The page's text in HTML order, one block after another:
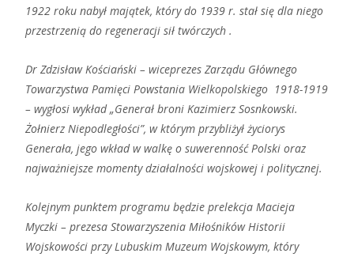
1922 roku nabył majątek, który do 1939 r. stał się dla niego
przestrzenią do regeneracji sił twórczych .
Dr Zdzisław Kościański – wiceprezes Zarządu Głównego
Towarzystwa Pamięci Powstania Wielkopolskiego 1918-1919
– wygłosi wykład „Generał broni Kazimierz Sosnkowski.
Żołnierz Niepodległości”, w którym przybliżył życiorys
Generała, jego wkład w walkę o suwerenność Polski oraz
najważniejsze momenty działalności wojskowej i politycznej.
Kolejnym punktem programu będzie prelekcja Macieja
Myczki – prezesa Stowarzyszenia Miłośników Historii
Wojskowości przy Lubuskim Muzeum Wojskowym, który